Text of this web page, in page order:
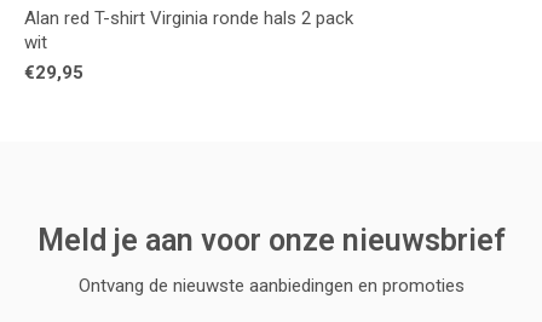
Alan red T-shirt Virginia ronde hals 2 pack
wit
€29,95
Meld je aan voor onze nieuwsbrief
Ontvang de nieuwste aanbiedingen en promoties